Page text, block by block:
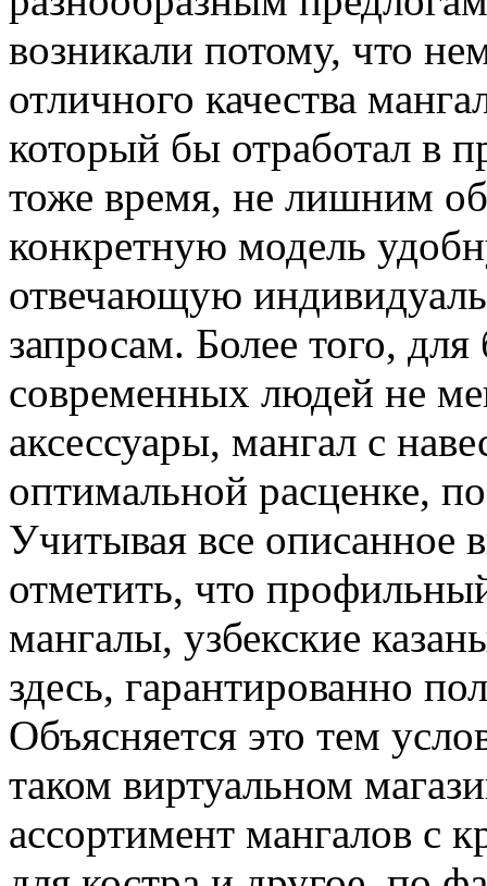
возникали потому, что
отличного качества
который бы отработал в
тоже время, не лишним
конкретную модель
отвечающую
запросам. Более того,
современных людей не
аксессуары, мангал с
оптимальной расценке,
Учитывая все описанное
отметить, что
мангалы, узбекские
здесь, гарантированно
Объясняется это тем
таком виртуальном
ассортимент мангалов с